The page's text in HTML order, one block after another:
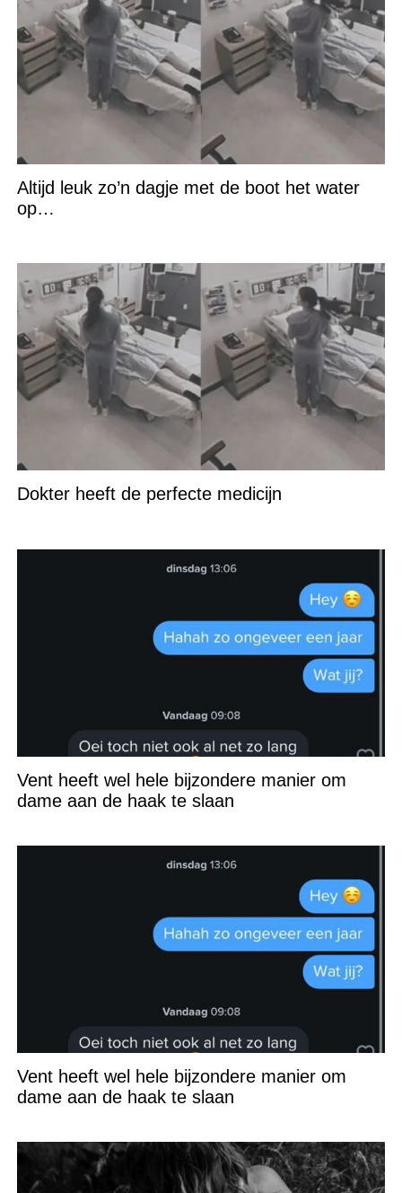
Altijd leuk zo’n dagje met de boot het water
op…
Dokter heeft de perfecte medicijn
Vent heeft wel hele bijzondere manier om
dame aan de haak te slaan
Vent heeft wel hele bijzondere manier om
dame aan de haak te slaan